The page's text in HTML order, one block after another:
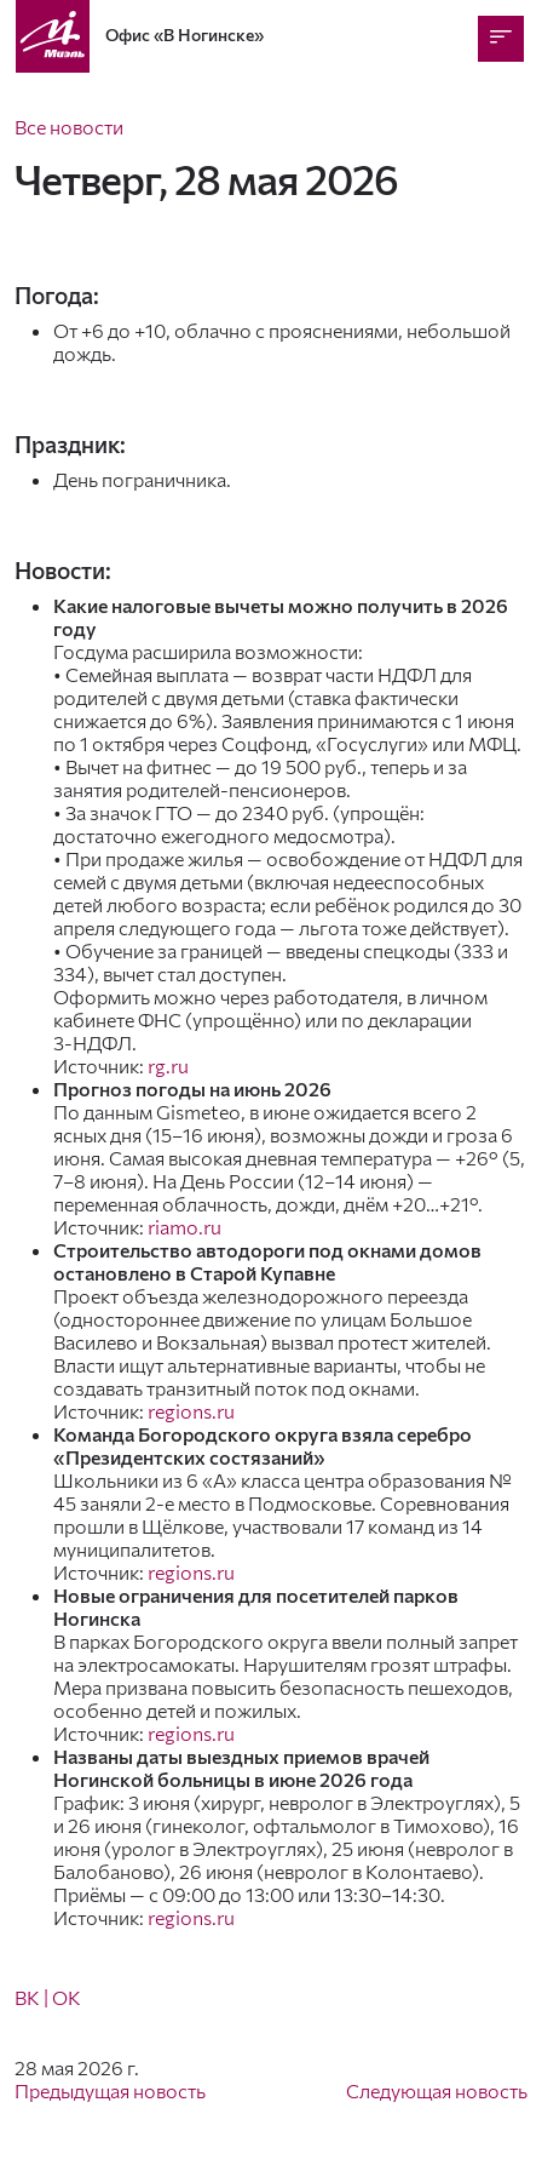
Офис«В Ногинске»
Все новости
Четверг, 28 мая 2026
Погода:
От +6 до +10, облачно с прояснениями, небольшой
дождь.
Праздник:
День пограничника.
Новости:
Какие налоговые вычеты можно получить в 2026
году
Госдума расширила возможности:
• Семейная выплата — возврат части НДФЛ для
родителей с двумя детьми (ставка фактически
снижается до 6%). Заявления принимаются с 1 июня
по 1 октября через Соцфонд, «Госуслуги» или МФЦ.
• Вычет на фитнес — до 19 500 руб., теперь и за
занятия родителей-пенсионеров.
• За значок ГТО — до 2340 руб. (упрощён:
достаточно ежегодного медосмотра).
• При продаже жилья — освобождение от НДФЛ для
семей с двумя детьми (включая недееспособных
детей любого возраста; если ребёнок родился до 30
апреля следующего года — льгота тоже действует).
• Обучение за границей — введены спецкоды (333 и
334), вычет стал доступен.
Оформить можно через работодателя, в личном
кабинете ФНС (упрощённо) или по декларации
3‑НДФЛ.
Источник: rg.ru
Прогноз погоды на июнь 2026
По данным Gismeteo, в июне ожидается всего 2
ясных дня (15–16 июня), возможны дожди и гроза 6
июня. Самая высокая дневная температура — +26° (5,
7–8 июня). На День России (12–14 июня) —
переменная облачность, дожди, днём +20…+21°.
Источник: riamo.ru
Строительство автодороги под окнами домов
остановлено в Старой Купавне
Проект объезда железнодорожного переезда
(одностороннее движение по улицам Большое
Василево и Вокзальная) вызвал протест жителей.
Власти ищут альтернативные варианты, чтобы не
создавать транзитный поток под окнами.
Источник: regions.ru
Команда Богородского округа взяла серебро
«Президентских состязаний»
Школьники из 6 «А» класса центра образования №
45 заняли 2-е место в Подмосковье. Соревнования
прошли в Щёлкове, участвовали 17 команд из 14
муниципалитетов.
Источник: regions.ru
Новые ограничения для посетителей парков
Ногинска
В парках Богородского округа ввели полный запрет
на электросамокаты. Нарушителям грозят штрафы.
Мера призвана повысить безопасность пешеходов,
особенно детей и пожилых.
Источник: regions.ru
Названы даты выездных приемов врачей
Ногинской больницы в июне 2026 года
График: 3 июня (хирург, невролог в Электроуглях), 5
и 26 июня (гинеколог, офтальмолог в Тимохово), 16
июня (уролог в Электроуглях), 25 июня (невролог в
Балобаново), 26 июня (невролог в Колонтаево).
Приёмы — с 09:00 до 13:00 или 13:30–14:30.
Источник: regions.ru
ВК | ОК
28 мая 2026 г.
Предыдущая новость
Следующая новость